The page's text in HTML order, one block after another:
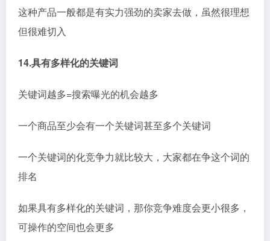
这种产品一般都是有实力强劲的卖家去做，虽然很理想
但很难切入
14.具有多样化的关键词
关键词越多=搜索曝光的机会越多
一个商品至少会有一个关键词甚至多个关键词
一个关键词的化竞争力就比较大，大家都在争这个词的
排名
如果具有多样化的关键词，那你竞争难度会更小很多，
可操作的空间也会更多